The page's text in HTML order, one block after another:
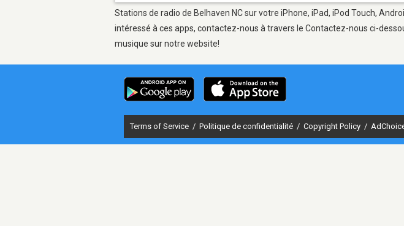
Stations de radio de Belhaven NC sur votre iPhone, iPad, iPod Touch,
intéressé à ces apps, contactez-nous à travers le Contactez-nous ci-
musique sur notre website!
Terms of Service / Politique de confidentialité / Copyright Policy /